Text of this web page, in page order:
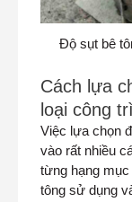
Độ sụt bê
Cách lựa
loại công
Việc lựa chọn
vào rất nhiều
từng hạng
tông sử dụng